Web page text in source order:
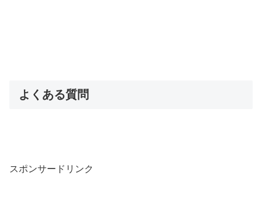
よくある質問
スポンサードリンク